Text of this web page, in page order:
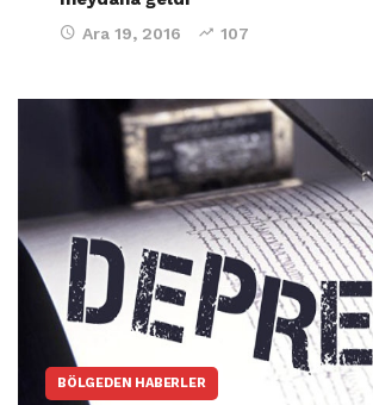
Ara 19, 2016 107
BÖLGEDEN HABERLER